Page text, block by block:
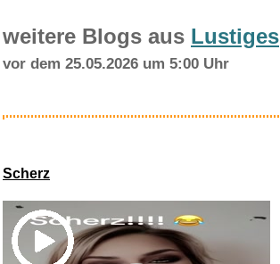
weitere Blogs aus Lustiges
vor dem 25.05.2026 um 5:00 Uhr
Scherz